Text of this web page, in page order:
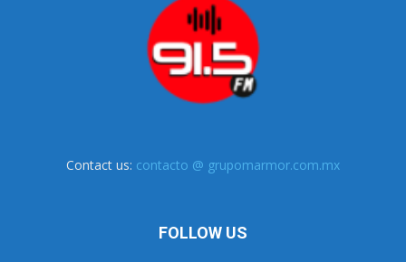
Contact us: contacto @ grupomarmor.com.mx
FOLLOW US